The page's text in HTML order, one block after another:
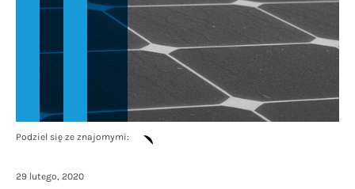
Podziel się ze znajomymi:
29 lutego, 2020